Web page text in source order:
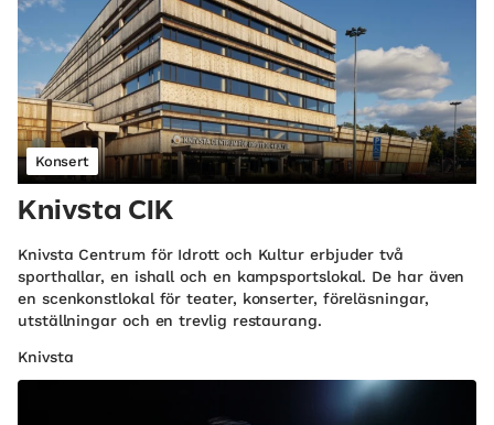
Konsert
Knivsta CIK
Knivsta Centrum för Idrott och Kultur erbjuder två
sporthallar, en ishall och en kampsportslokal. De har även
en scenkonstlokal för teater, konserter, föreläsningar,
utställningar och en trevlig restaurang.
Knivsta